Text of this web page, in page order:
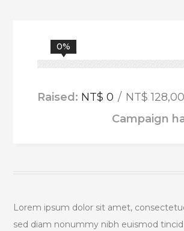
0%
Raised: NT$ 0
NT$
Campaign
Lorem ipsum dolor sit amet,
sed diam nonummy nibh euismod